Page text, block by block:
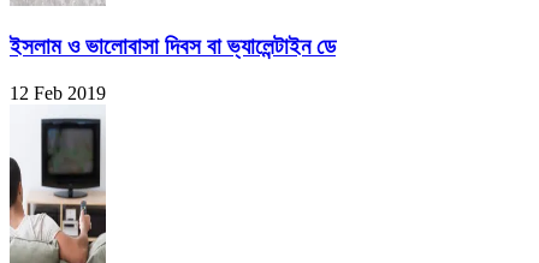
ইসলাম ও ভালোবাসা দিবস বা ভ্যালেন্টাইন ডে
12 Feb 2019